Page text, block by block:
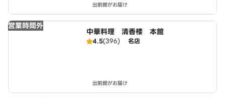
出前館がお届け
営業時間外
中華料理 清香楼 本館
4.5(396) 名店
出前館がお届け